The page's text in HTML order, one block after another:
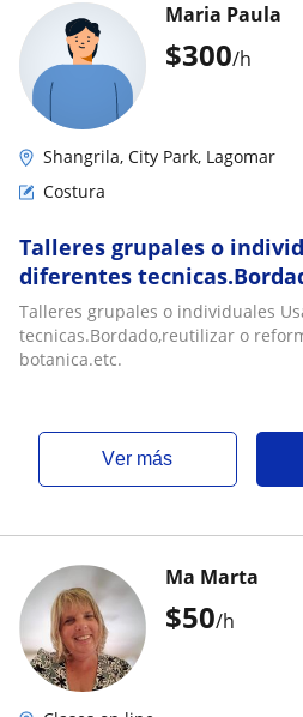
$300/h
Maria Paula
Shangrila, City Park, Lagomar
Costura
Talleres grupales o
diferentes
reformar,
Talleres grupales o individuales
tecnicas.Bordado,reutilizar o
botanica.etc.
ver más
$50/h
Ma Marta